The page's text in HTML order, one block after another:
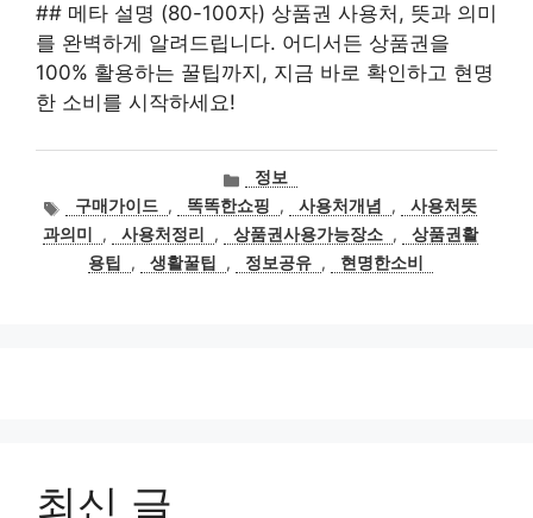
## 메타 설명 (80-100자) 상품권 사용처, 뜻과 의미
를 완벽하게 알려드립니다. 어디서든 상품권을
100% 활용하는 꿀팁까지, 지금 바로 확인하고 현명
한 소비를 시작하세요!
카
테
고
리
정보
태
그
구매가이드 , 똑똑한쇼핑 , 사용처개념 ,
사용처뜻
과의미
, 사용처정리 , 상품권사용가능장소 ,
상품권활
용팁
, 생활꿀팁 , 정보공유 , 현명한소비
최신 글